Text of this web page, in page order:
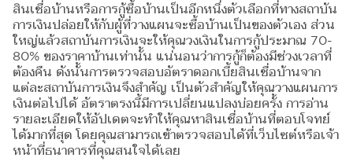
สินเชื่อบ้านหรือการกู้ซื้อบ้านเป็นอีกหนึ่งตัวเลือกที่ทางสถาบัน
การเงินปล่อยให้กับผู้ที่วางแผนจะซื้อบ้านเป็นของตัวเอง ส่วน
ใหญ่แล้วสถาบันการเงินจะให้คุณวงเงินในการกู้ประมาณ 70-
80% ของราคาบ้านเท่านั้น แน่นอนว่าการกู้ก็ต้องมีช่วงเวลาที่
ต้องคืน ดังนั้นการตรวจสอบอัตราดอกเบี้ยสินเชื่อบ้านจาก
แต่ละสถาบันการเงินจึงสำคัญ เป็นตัวสำคัญให้คุณวางแผนการ
เงินต่อไปได้ อัตราตรงนี้มีการเปลี่ยนแปลงบ่อยครั้ง การอ่าน
รายละเอียดให้อัปเดตจะทำให้คุณหาสินเชื่อบ้านที่ตอบโจทย์
ได้มากที่สุด โดยคุณสามารถเข้าตรวจสอบได้ที่เว็บไซต์หรือเจ้า
หน้าที่ธนาคารที่คุณสนใจได้เลย